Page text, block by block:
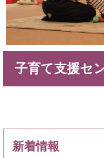
子育て支援セ
新着情報